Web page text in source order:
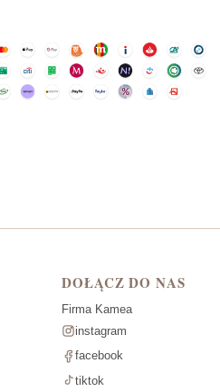
DOŁĄCZ DO NAS
Firma Kamea
instagram
facebook
tiktok